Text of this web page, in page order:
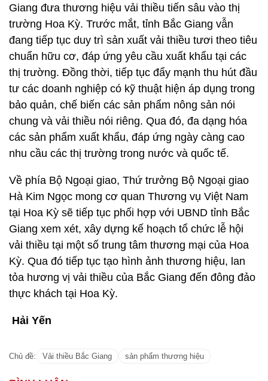
Giang đưa thương hiệu vải thiều tiến sâu vào thị
trường Hoa Kỳ. Trước mắt, tỉnh Bắc Giang vẫn
đang tiếp tục duy trì sản xuất vải thiều tươi theo tiêu
chuẩn hữu cơ, đáp ứng yêu cầu xuất khẩu tại các
thị trường. Đồng thời, tiếp tục đẩy mạnh thu hút đầu
tư các doanh nghiệp có kỹ thuật hiện áp dụng trong
bảo quản, chế biến các sản phẩm nông sản nói
chung và vải thiều nói riêng. Qua đó, đa dạng hóa
các sản phẩm xuất khẩu, đáp ứng ngày càng cao
nhu cầu các thị trường trong nước và quốc tế.
Về phía Bộ Ngoại giao, Thứ trưởng Bộ Ngoại giao
Hà Kim Ngọc mong cơ quan Thương vụ Việt Nam
tại Hoa Kỳ sẽ tiếp tục phối hợp với UBND tỉnh Bắc
Giang xem xét, xây dựng kế hoạch tổ chức lễ hội
vải thiều tại một số trung tâm thương mại của Hoa
Kỳ. Qua đó tiếp tục tạo hình ảnh thương hiệu, lan
tỏa hương vị vải thiều của Bắc Giang đến đông đảo
thực khách tại Hoa Kỳ.
Hải Yến
Chủ đề: Vải thiều Bắc Giang sản phẩm thương hiệu